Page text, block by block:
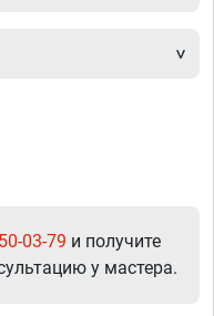
03-79 и получите
у мастера.